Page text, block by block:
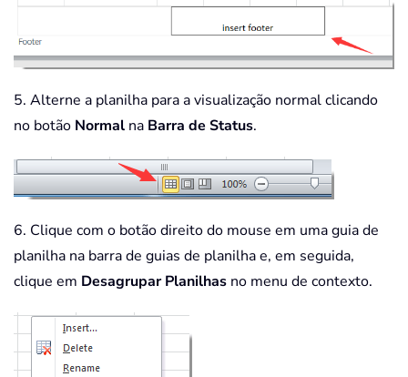
5. Alterne a planilha para a visualização normal clicando
no botão Normal na Barra de Status.
6. Clique com o botão direito do mouse em uma guia de
planilha na barra de guias de planilha e, em seguida,
clique em Desagrupar Planilhas no menu de contexto.